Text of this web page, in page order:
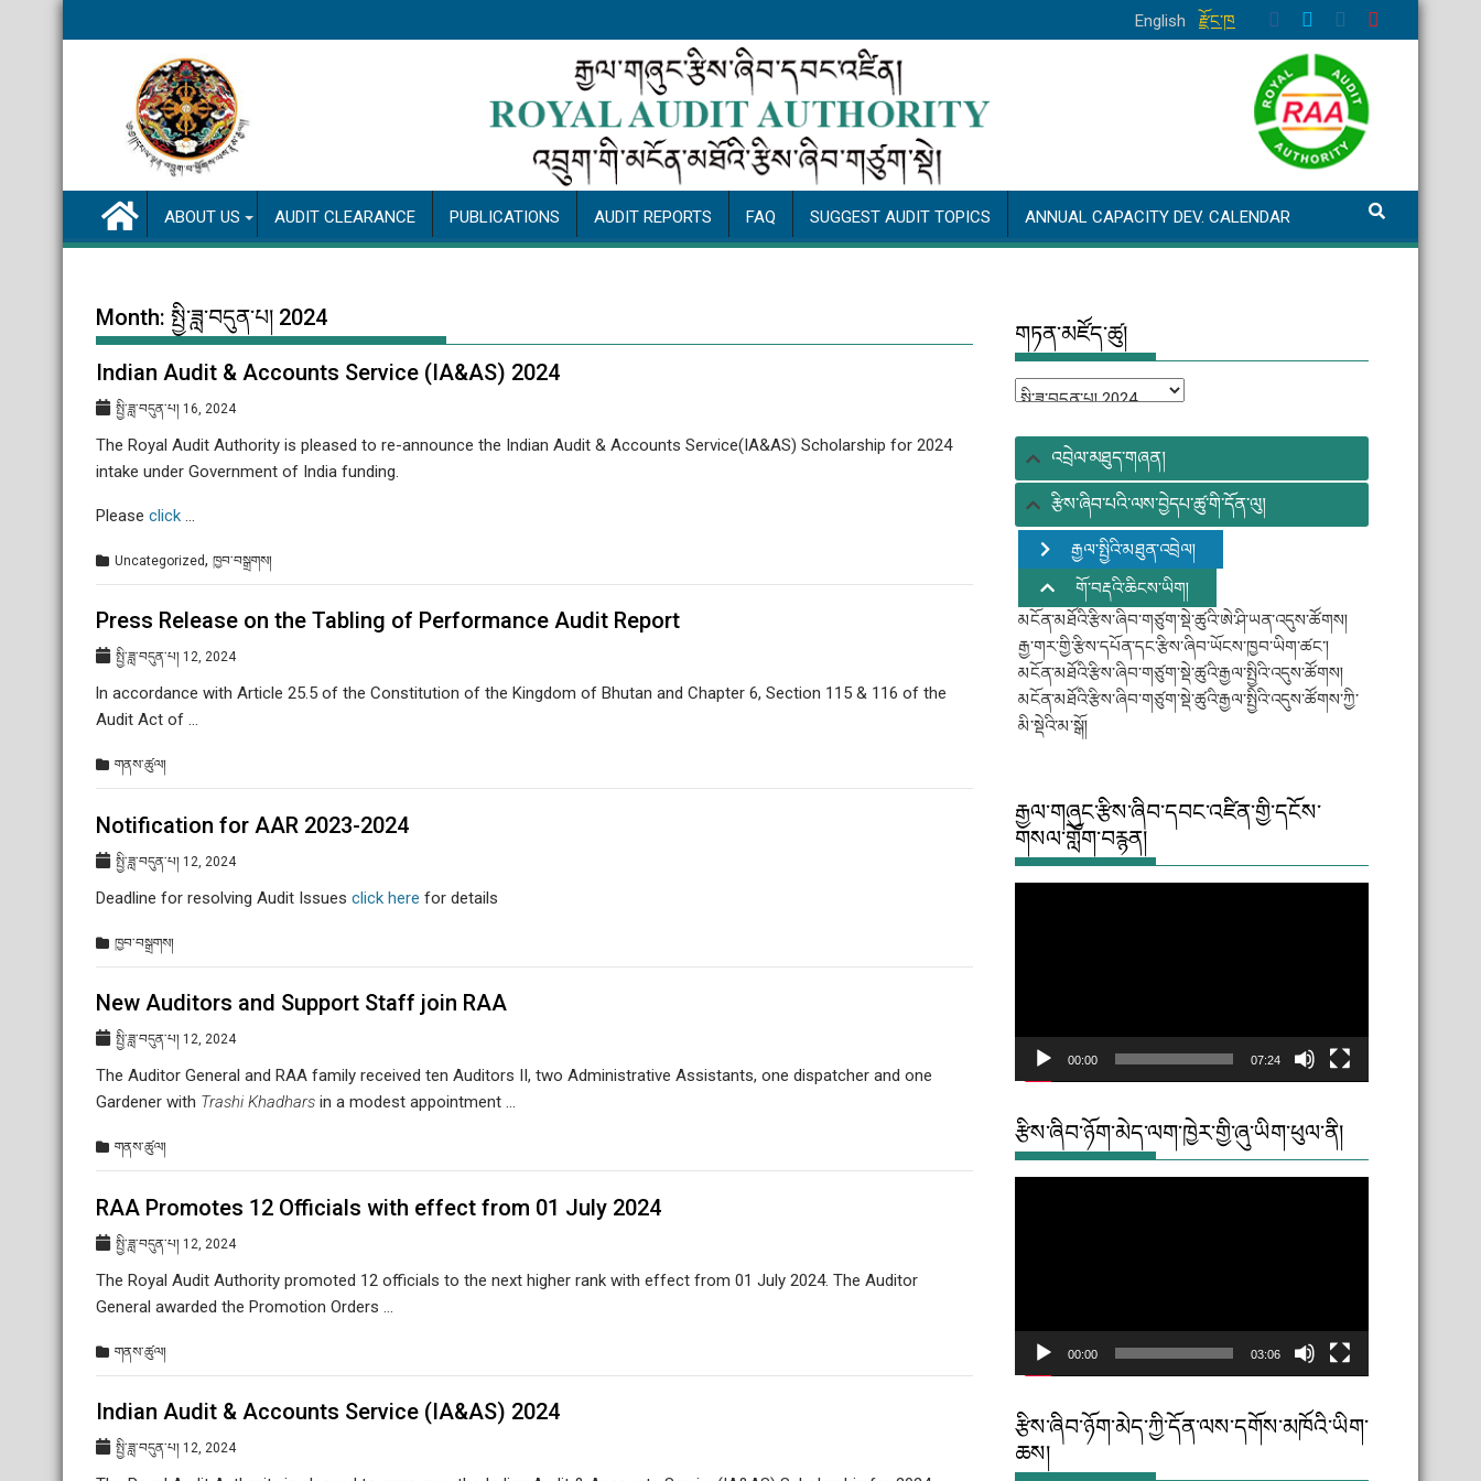
to
English རྫོང་ཁ
ABOUT US AUDIT CLEARANCE PUBLICATIONS AUDIT REPORTS FAQ SUGGEST AUDIT TOPICS ANNUAL CAPACITY DEV. CALENDAR
Month: སྤྱི་ཟླ་བདུན་པ། 2024
Indian Audit & Accounts Service (IA&AS) 2024
སྤྱི་ཟླ་བདུན་པ། 16, 2024
The Royal Audit Authority is pleased to re-announce the Indian Audit & Accounts Service(IA&AS) Scholarship for 2024
intake under Government of India funding.
Please click
Uncategorized, ཁྱབ་བསྒྲགས།
Press Release on the Tabling of Performance Audit Report
སྤྱི་ཟླ་བདུན་པ། 12, 2024
ln accordance with Article 25.5 of the Constitution of the Kingdom of Bhutan and Chapter 6, Section 115 & 116 of the
Audit Act of …
གནས་ཚུལ།
Notification for AAR 2023-2024
སྤྱི་ཟླ་བདུན་པ། 12, 2024
Deadline for resolving Audit Issues click here for details
ཁྱབ་བསྒྲགས།
New Auditors and Support Staff join RAA
སྤྱི་ཟླ་བདུན་པ། 12, 2024
The Auditor General and RAA family received ten Auditors II, two Administrative Assistants, one dispatcher and one
Gardener with Trashi Khadhars in a modest appointment …
གནས་ཚུལ།
RAA Promotes 12 Officials with effect from 01 July 2024
སྤྱི་ཟླ་བདུན་པ། 12, 2024
The Royal Audit Authority promoted 12 officials to the next higher rank with effect from 01 July 2024. The Auditor
General awarded the Promotion Orders …
གནས་ཚུལ།
Indian Audit & Accounts Service (IA&AS) 2024
སྤྱི་ཟླ་བདུན་པ། 12, 2024
གཏན་མཛོད་ཚུ།
གཏན་
ཚུ།
འབྲེལ་མཐུད་གཞན།
རྩིས་ཞིབ་པའི་ལས་བྱེདཔ་ཚུ་གི་དོན་ལུ།
རྒྱལ་སྤྱིའི་མཐུན་འབྲེལ།
གོ་བརྡའི་ཆིངས་ཡིག།
མངོན་མཐོའི་རྩིས་ཞིབ་གཙུག་སྡེ་ཚུའི་ཨེ་ཤི་ཡན་འདུས་ཚོགས།
རྒྱ་གར་གྱི་རྩིས་དཔོན་དང་རྩིས་ཞིབ་ཡོངས་ཁྱབ་ཡིག་ཚང་།
མངོན་མཐོའི་རྩིས་ཞིབ་གཙུག་སྡེ་ཚུའི་རྒྱལ་སྤྱིའི་འདུས་ཚོགས།
མངོན་མཐོའི་རྩིས་ཞིབ་གཙུག་སྡེ་ཚུའི་རྒྱལ་སྤྱིའི་འདུས་ཚོགས་ཀྱི་
མི་སྡེའི་མ་སྒོ།
རྒྱལ་གཞུང་རྩིས་ཞིབ་དབང་འཛིན་གྱི་དངོས་
གསལ་གློག་བརྙན།
00:00 07:24
རྩིས་ཞིབ་ཉོག་མེད་ལག་ཁྱེར་གྱི་ཞུ་ཡིག་ཕུལ་ནི།
00:00 03:06
རྩིས་ཞིབ་ཉོག་མེད་ཀྱི་དོན་ལས་དགོས་མཁོའི་ཡིག་
ཆས།